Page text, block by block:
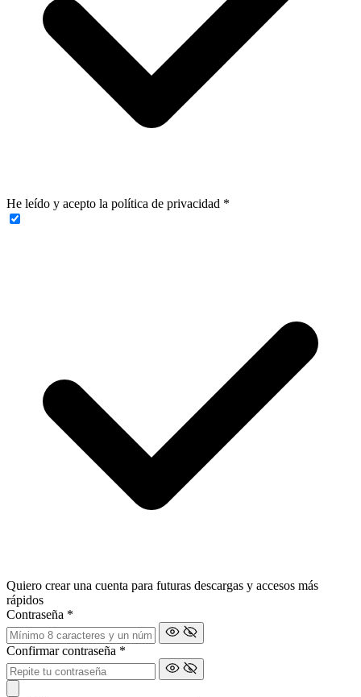
He leído y acepto la política de privacidad *
Quiero crear una cuenta para futuras descargas y accesos más
rápidos
Contraseña *
Confirmar contraseña *